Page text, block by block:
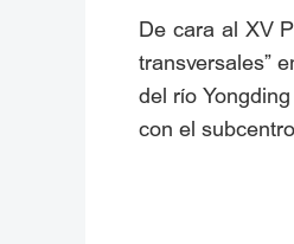
De cara al XV
transversales”
del río
con el